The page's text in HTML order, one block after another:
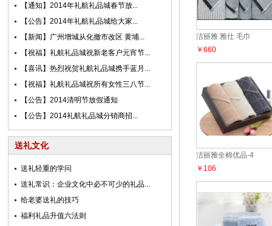
【通知】2014年礼航礼品城春节放...
【公告】2014年礼航礼品城给大家...
【新闻】广州增城从化撤市改区 黄埔...
【祝福】礼航礼品城祝新老客户元宵节...
【喜讯】热烈祝贺礼航礼品城携手蓝月...
【祝福】礼航礼品城祝所有女性三八节...
【公告】2014清明节放假通知
【公告】2014礼航礼品城分销商招...
送礼文化
送礼轻重的学问
送礼常识：企业文化中必不可少的礼品...
给老婆送礼的技巧
福利礼品升值六法则
洁丽雅 雅仕 毛巾
￥660
洁丽雅全棉优品-4
￥106